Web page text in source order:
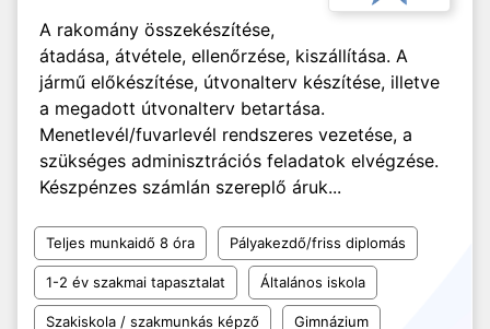
A rakomány összekészítése,
átadása, átvétele, ellenőrzése, kiszállítása. A
jármű előkészítése, útvonalterv készítése, illetve
a megadott útvonalterv betartása.
Menetlevél/fuvarlevél rendszeres vezetése, a
szükséges adminisztrációs feladatok elvégzése.
Készpénzes számlán szereplő áruk...
Teljes munkaidő 8 óra Pályakezdő/friss diplomás
1-2 év szakmai tapasztalat Általános iskola
Szakiskola / szakmunkás képző Gimnázium